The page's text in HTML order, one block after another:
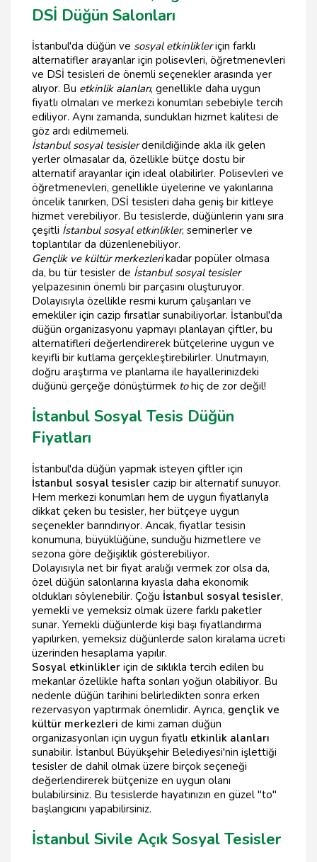
DSİ Düğün Salonları
İstanbul'da düğün ve sosyal etkinlikleriçin farklı
alternatifler arayanlar için polisevleri, öğretmenevleri
ve DSİ tesisleri de önemli seçenekler arasında yer
alıyor. Bu etkinlik alanları, genellikle daha uygun
fiyatlı olmaları ve merkezi konumları sebebiyle tercih
ediliyor. Aynı zamanda, sundukları hizmet kalitesi de
göz ardı edilmemeli.
İstanbul sosyal tesislerdenildiğinde akla ilk gelen
yerler olmasalar da, özellikle bütçe dostu bir
alternatif arayanlar için ideal olabilirler. Polisevleri ve
öğretmenevleri, genellikle üyelerine ve yakınlarına
öncelik tanırken, DSİ tesisleri daha geniş bir kitleye
hizmet verebiliyor. Bu tesislerde, düğünlerin yanı sıra
çeşitli İstanbul sosyal etkinlikler, seminerler ve
toplantılar da düzenlenebiliyor.
Gençlik ve kültür merkezlerikadar popüler olmasa
da, bu tür tesisler de İstanbul sosyal tesisler
yelpazesinin önemli bir parçasını oluşturuyor.
Dolayısıyla özellikle resmi kurum çalışanları ve
emekliler için cazip fırsatlar sunabiliyorlar. İstanbul'da
düğün organizasyonu yapmayı planlayan çiftler, bu
alternatifleri değerlendirerek bütçelerine uygun ve
keyifli bir kutlama gerçekleştirebilirler. Unutmayın,
doğru araştırma ve planlama ile hayallerinizdeki
düğünü gerçeğe dönüştürmek tohiç de zor değil!
İstanbul Sosyal Tesis Düğün
Fiyatları
İstanbul'da düğün yapmak isteyen çiftler için
İstanbul sosyal tesisler cazip bir alternatif sunuyor.
Hem merkezi konumları hem de uygun fiyatlarıyla
dikkat çeken bu tesisler, her bütçeye uygun
seçenekler barındırıyor. Ancak, fiyatlar tesisin
konumuna, büyüklüğüne, sunduğu hizmetlere ve
sezona göre değişiklik gösterebiliyor.
Dolayısıyla net bir fiyat aralığı vermek zor olsa da,
özel düğün salonlarına kıyasla daha ekonomik
oldukları söylenebilir. Çoğu İstanbul sosyal tesisler,
yemekli ve yemeksiz olmak üzere farklı paketler
sunar. Yemekli düğünlerde kişi başı fiyatlandırma
yapılırken, yemeksiz düğünlerde salon kiralama ücreti
üzerinden hesaplama yapılır.
Sosyal etkinlikler için de sıklıkla tercih edilen bu
mekanlar özellikle hafta sonları yoğun olabiliyor. Bu
nedenle düğün tarihini belirledikten sonra erken
rezervasyon yaptırmak önemlidir. Ayrıca, gençlik ve
kültür merkezleri de kimi zaman düğün
organizasyonları için uygun fiyatlı etkinlik alanları
sunabilir. İstanbul Büyükşehir Belediyesi'nin işlettiği
tesisler de dahil olmak üzere birçok seçeneği
değerlendirerek bütçenize en uygun olanı
bulabilirsiniz. Bu tesislerde hayatınızın en güzel "to"
başlangıcını yapabilirsiniz.
İstanbul Sivile Açık Sosyal Tesisler